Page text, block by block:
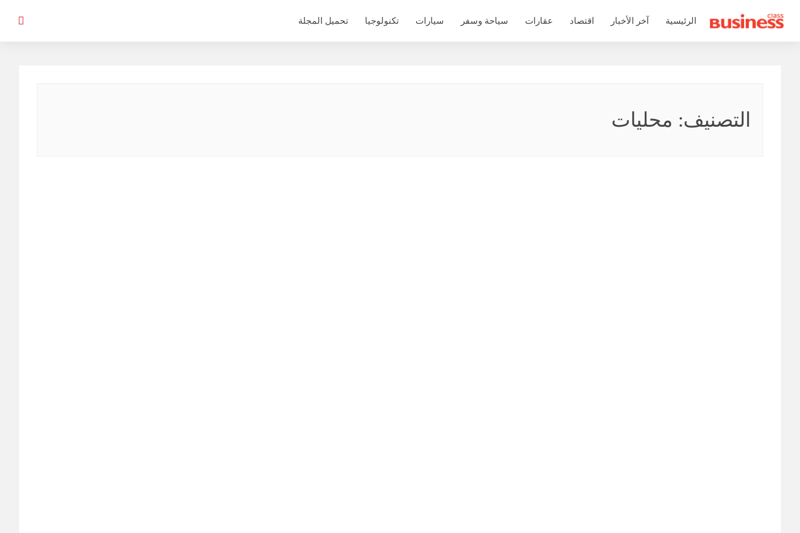
التجاوز
الرئيسية آخر الأخبار اقتصاد عقارات سياحة وسفر سيارات تكنولوجيا تحميل المجلة
التصنيف: محليات